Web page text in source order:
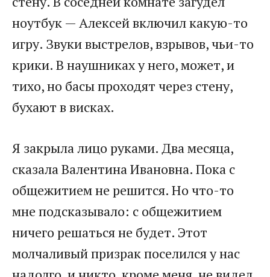
ноутбук — Алексей включил какую-то
игру. Звуки выстрелов, взрывов, чьи-то
крики. В наушниках у него, может, и
тихо, но басы проходят через стену,
бухают в висках.
Я закрыла лицо руками. Два месяца,
сказала Валентина Ивановна. Пока с
общежитием не решится. Но что-то
мне подсказывало: с общежитием
ничего решаться не будет. Этот
молчаливый призрак поселился у нас